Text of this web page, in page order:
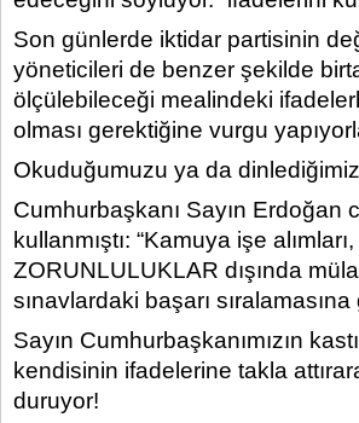
Son günlerde iktidar partisinin
yöneticileri de benzer şekilde
ölçülebileceği mealindeki
olması gerektiğine vurgu
Okuduğumuzu ya da
Cumhurbaşkanı Sayın Erdoğan
kullanmıştı: “Kamuya işe
ZORUNLULUKLAR dışında
sınavlardaki başarı
Sayın Cumhurbaşkanımızın
kendisinin ifadelerine takla
duruyor!